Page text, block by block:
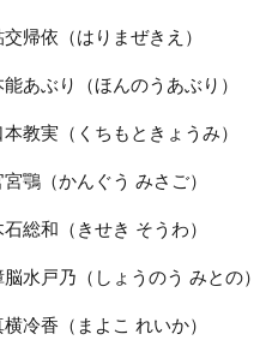
交帰依（はりまぜきえ）
能あぶり（ほんのうあぶり）
本教実（くちもときょうみ）
宮鶚（かんぐう みさご）
石総和（きせき そうわ）
脳水戸乃（しょうのう みとの）
横冷香（まよこ れいか）